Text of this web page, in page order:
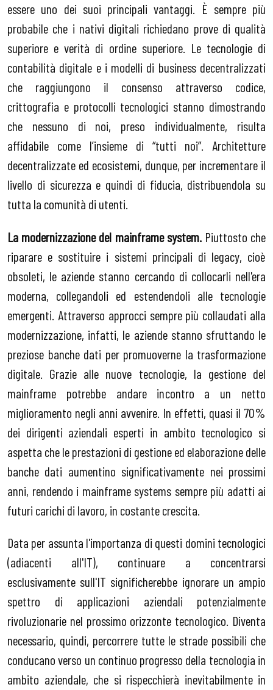
essere uno dei suoi principali vantaggi. È sempre più
probabile che i nativi digitali richiedano prove di qualità
superiore e verità di ordine superiore. Le tecnologie di
contabilità digitale e i modelli di business decentralizzati
che raggiungono il consenso attraverso codice,
crittografia e protocolli tecnologici stanno dimostrando
che nessuno di noi, preso individualmente, risulta
affidabile come l’insieme di “tutti noi”. Architetture
decentralizzate ed ecosistemi, dunque, per incrementare il
livello di sicurezza e quindi di fiducia, distribuendola su
tutta la comunità di utenti.
La modernizzazione del mainframe system. Piuttosto che
riparare e sostituire i sistemi principali di legacy, cioè
obsoleti, le aziende stanno cercando di collocarli nell'era
moderna, collegandoli ed estendendoli alle tecnologie
emergenti. Attraverso approcci sempre più collaudati alla
modernizzazione, infatti, le aziende stanno sfruttando le
preziose banche dati per promuoverne la trasformazione
digitale. Grazie alle nuove tecnologie, la gestione del
mainframe potrebbe andare incontro a un netto
miglioramento negli anni avvenire. In effetti, quasi il 70%
dei dirigenti aziendali esperti in ambito tecnologico si
aspetta che le prestazioni di gestione ed elaborazione delle
banche dati aumentino significativamente nei prossimi
anni, rendendo i mainframe systems sempre più adatti ai
futuri carichi di lavoro, in costante crescita.
Data per assunta l'importanza di questi domini tecnologici
(adiacenti all'IT), continuare a concentrarsi
esclusivamente sull'IT significherebbe ignorare un ampio
spettro di applicazioni aziendali potenzialmente
rivoluzionarie nel prossimo orizzonte tecnologico. Diventa
necessario, quindi, percorrere tutte le strade possibili che
conducano verso un continuo progresso della tecnologia in
ambito aziendale, che si rispecchierà inevitabilmente in